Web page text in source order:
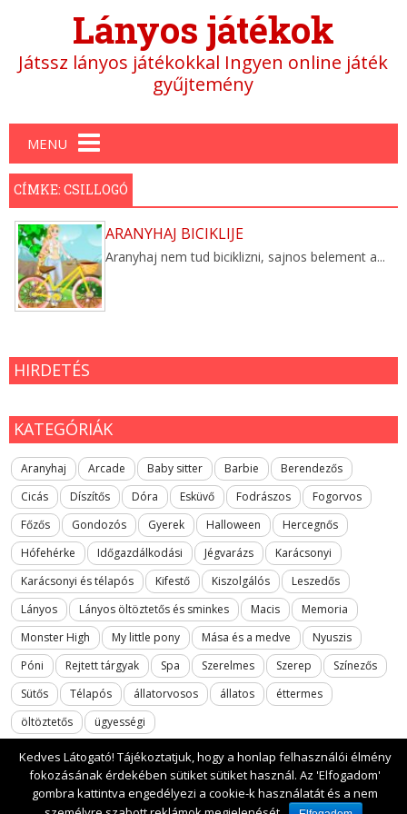
Lányos játékok
Játssz lányos játékokkal Ingyen online játék
gyűjtemény
Main menu
MENU
CÍMKE: CSILLOGÓ
ARANYHAJ BICIKLIJE
Aranyhaj nem tud biciklizni, sajnos belement a...
HIRDETÉS
KATEGÓRIÁK
Aranyhaj Arcade Baby sitter Barbie
Berendezős
Cicás
Díszítős Dóra Esküvő Fodrászos
Fogorvos
Főzős
Gondozós Gyerek Halloween
Hercegnős
Hófehérke
Időgazdálkodási Jégvarázs
Karácsonyi
Karácsonyi és télapós
Kifestő Kiszolgálós
Leszedős
Lányos
Lányos öltöztetős és sminkes Macis
Memoria
Monster High
My little pony Mása és a medve
Nyuszis
Póni
Rejtett tárgyak Spa Szerelmes Szerep
Színezős
Sütős
Télapós állatorvosos állatos
éttermes
öltöztetős
ügyességi
2017 All rights reserved. lanyosjatekok.gyerekfilmek.hu
Kedves Látogató! Tájékoztatjuk, hogy a honlap felhasználói élmény
fokozásának érdekében sütiket sütiket használ. Az 'Elfogadom'
gombra kattintva engedélyezi a cookie-k használatát és a nem